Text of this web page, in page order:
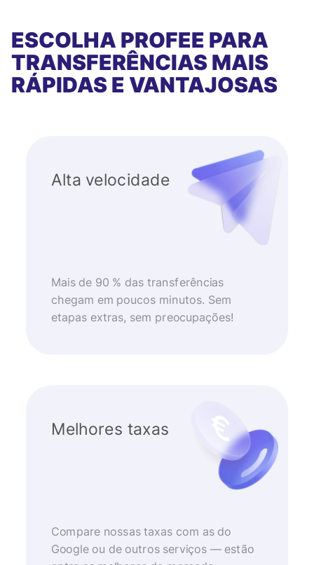
ESCOLHA PROFEE PARA
TRANSFERÊNCIAS MAIS
RÁPIDAS E VANTAJOSAS
Alta velocidade
Mais de 90 % das transferências
chegam em poucos minutos. Sem
etapas extras, sem preocupações!
Melhores taxas
Compare nossas taxas com as do
Google ou de outros serviços — estão